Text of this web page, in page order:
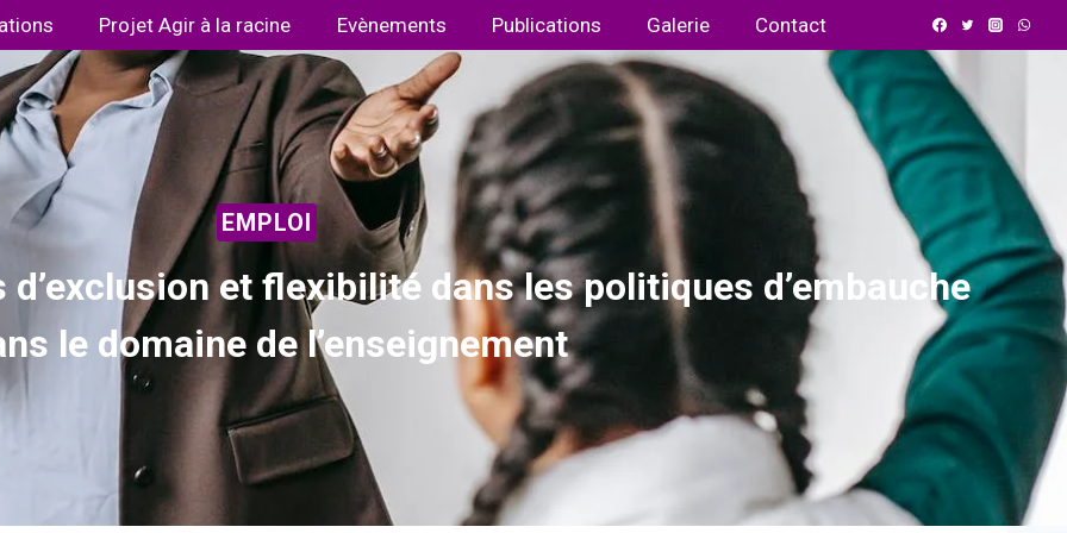
Projet Agir à la racine Evènements Publications Galerie Contact
EMPLOI
et flexibilité dans les politiques d’embauche
le domaine de l’enseignement